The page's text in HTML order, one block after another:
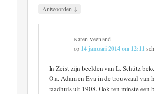
Antwoorden ↓
Karen Veenland
op 14 januari 2014 om 12:11
In Zeist zijn beelden van L. Schütz
O.a. Adam en Eva in de trouwzaal van
raadhuis uit 1908. Ook ten minste een